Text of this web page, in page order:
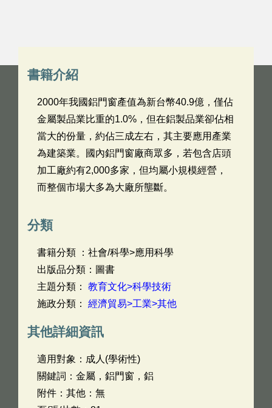
書籍介紹
2000年我國鋁門窗產值為新台幣40.9億，僅佔
金屬製品業比重的1.0%，但在鋁製品業卻佔相
當大的份量，約佔三成左右，其主要應用產業
為建築業。國內鋁門窗廠商眾多，若包含店頭
加工廠約有2,000多家，但均屬小規模經營，
而整個市場大多為大廠所壟斷。
分類
書籍分類 ：社會/科學>應用科學
出版品分類：圖書
主題分類： 教育文化>科學技術
施政分類： 經濟貿易>工業>其他
其他詳細資訊
適用對象：成人(學術性)
關鍵詞：金屬，鋁門窗，鋁
附件：其他：無